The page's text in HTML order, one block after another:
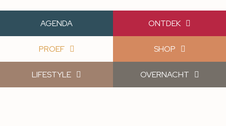
AGENDA ONTDEK
PROEF SHOP
LIFESTYLE OVERNACHT